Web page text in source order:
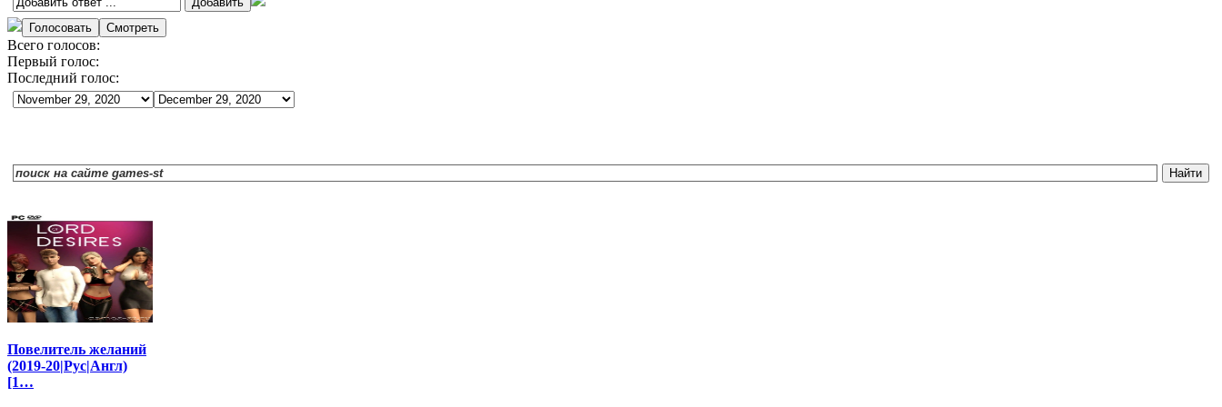
Всего голосов:
Первый голос:
Последний голос:
Повелитель желаний
(2019-20|Рус|Англ)
[1…